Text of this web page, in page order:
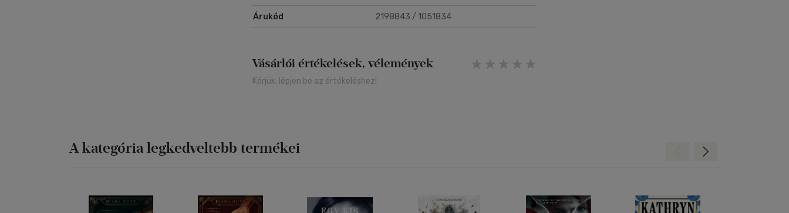
Árukód 2198843 / 1051834
Vásárlói értékelések, vélemények
Kérjük, lépjen be az értékeléshez!
A kategória legkedveltebb termékei Előre